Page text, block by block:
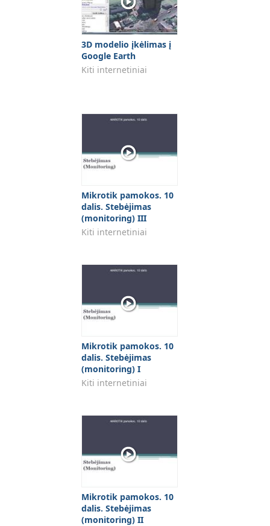
3D modelio įkėlimas į
Google Earth
Kiti internetiniai
Mikrotik pamokos. 10
dalis. Stebėjimas
(monitoring) III
Kiti internetiniai
Mikrotik pamokos. 10
dalis. Stebėjimas
(monitoring) I
Kiti internetiniai
Mikrotik pamokos. 10
dalis. Stebėjimas
(monitoring) II